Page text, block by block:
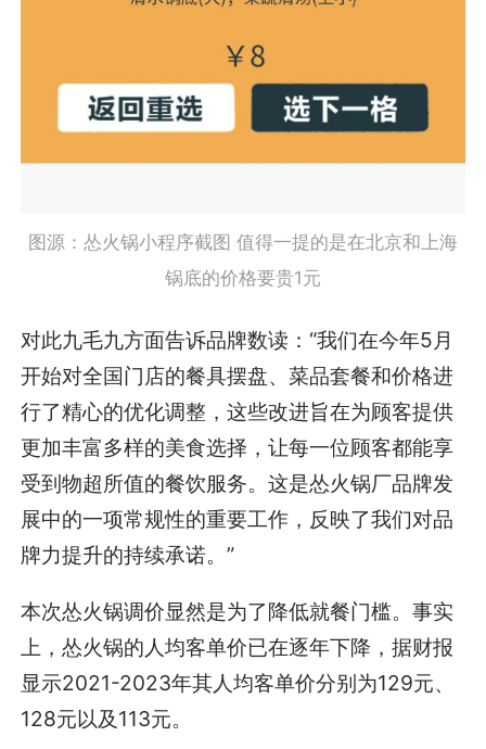
图源：怂火锅小程序截图 值得一提的是在北京和上海
锅底的价格要贵1元
对此九毛九方面告诉品牌数读：“我们在今年5月
开始对全国门店的餐具摆盘、菜品套餐和价格进
行了精心的优化调整，这些改进旨在为顾客提供
更加丰富多样的美食选择，让每一位顾客都能享
受到物超所值的餐饮服务。这是怂火锅厂品牌发
展中的一项常规性的重要工作，反映了我们对品
牌力提升的持续承诺。”
本次怂火锅调价显然是为了降低就餐门槛。事实
上，怂火锅的人均客单价已在逐年下降，据财报
显示2021-2023年其人均客单价分别为129元、
128元以及113元。